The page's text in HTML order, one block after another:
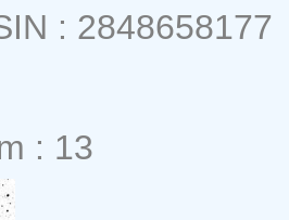
: 2848658177
: 13